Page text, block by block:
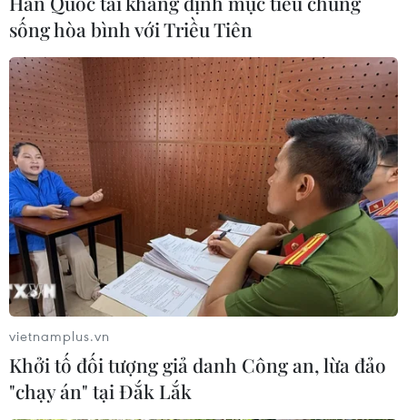
sống hòa bình với Triều Tiên
vietnamplus.vn
Khởi tố đối tượng giả danh Công an, lừa đảo
"chạy án" tại Đắk Lắk